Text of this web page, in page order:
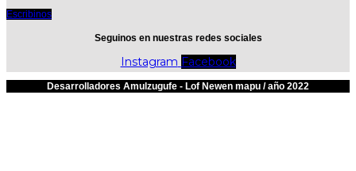
Escribinos
Seguinos en nuestras redes sociales
Instagram Facebook
Desarrolladores Amulzugufe - Lof Newen mapu / año 2022